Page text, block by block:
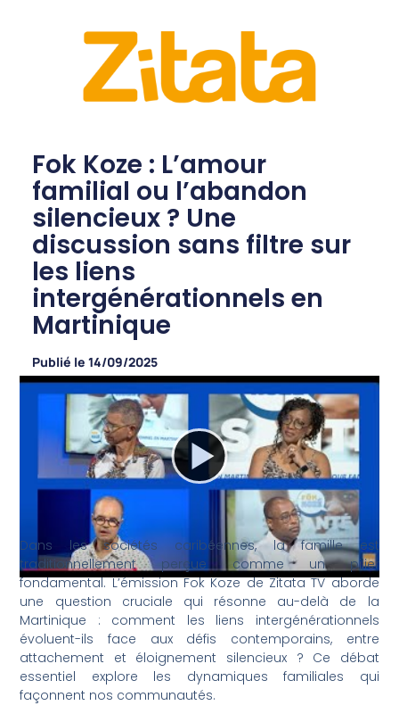
Fok Koze : L’amour
familial ou l’abandon
silencieux ? Une
discussion sans filtre sur
les liens
intergénérationnels en
Martinique
Publié le 14/09/2025
Dans les sociétés caribéennes, la famille est
traditionnellement perçue comme un pilier
fondamental. L’émission Fok Koze de Zitata TV aborde
une question cruciale qui résonne au-delà de la
Martinique : comment les liens intergénérationnels
évoluent-ils face aux défis contemporains, entre
attachement et éloignement silencieux ? Ce débat
essentiel explore les dynamiques familiales qui
façonnent nos communautés.